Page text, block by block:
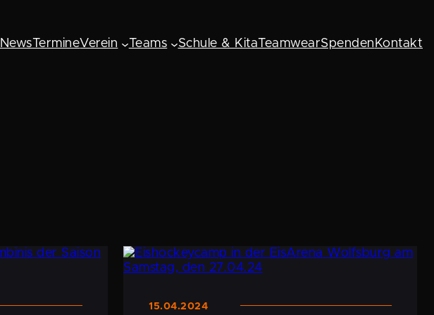
NewsTermineVerein Teams Schule & KitaTeamwearSpenden Kontakt
15.04.2024